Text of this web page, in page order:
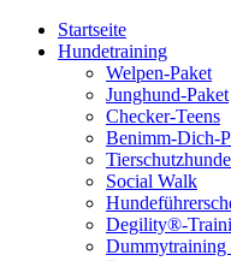
Startseite
Hundetraining
Welpen-Paket
Junghund-Paket
Checker-Teens
Benimm-Dich-
Social Walk
Degility®-
Dummytraining